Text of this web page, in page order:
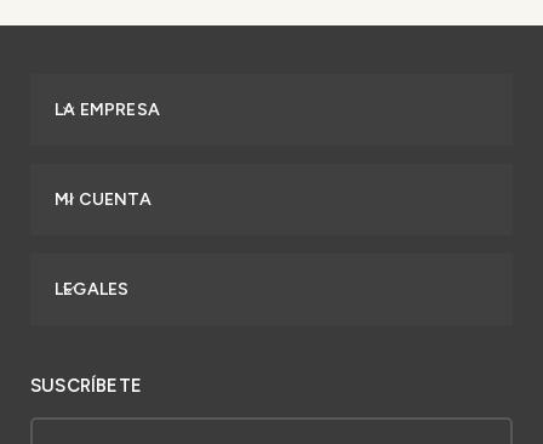
LA EMPRESA
MI CUENTA
LEGALES
SUSCRÍBETE